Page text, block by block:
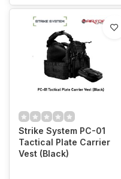
Strike System PC-01
Tactical Plate Carrier
Vest (Black)